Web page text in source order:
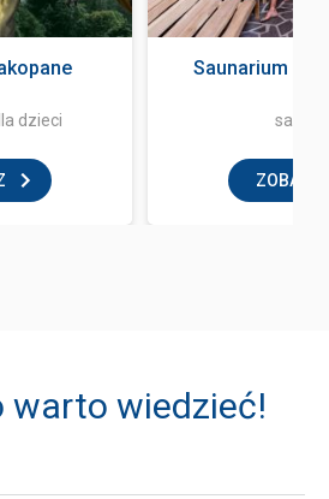
dzieci
Saunarium
sauna
ZOBACZ
warto wiedzieć!